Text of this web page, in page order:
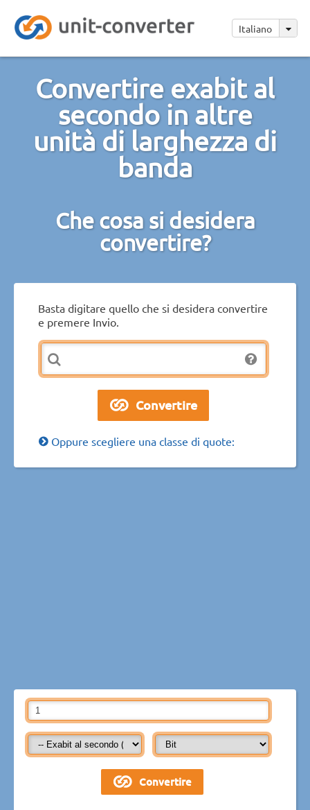
Italiano
Convertire exabit al
secondo in altre
unità di larghezza di
banda
Che cosa si desidera
convertire?
Basta digitare quello che si desidera convertire
e premere Invio.
Oppure scegliere una classe di quote: